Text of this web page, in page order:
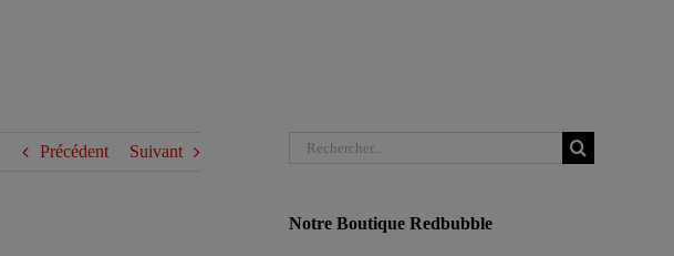
Précédent Suivant
Rechercher:
Notre Boutique Redbubble